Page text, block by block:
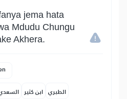
jema hata
Mdudu Chungu
Akhera.
ابن كثير الطبري